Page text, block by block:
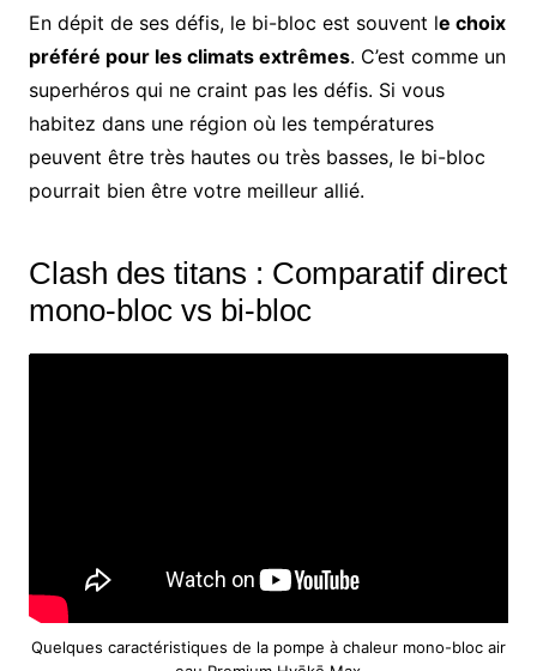
En dépit de ses défis, le bi-bloc est souvent le choix
préféré pour les climats extrêmes. C’est comme un
superhéros qui ne craint pas les défis. Si vous
habitez dans une région où les températures
peuvent être très hautes ou très basses, le bi-bloc
pourrait bien être votre meilleur allié.
Clash des titans : Comparatif direct
mono-bloc vs bi-bloc
Quelques caractéristiques de la pompe à chaleur mono-bloc air